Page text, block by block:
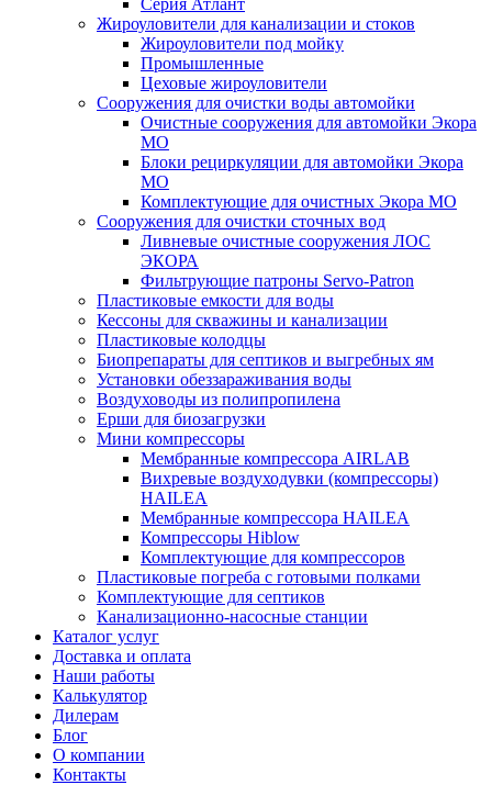
Серия Атлант
Жироуловители для канализации и стоков
Жироуловители под мойку
Промышленные
Цеховые жироуловители
Сооружения для очистки воды автомойки
Очистные сооружения для автомойки Экора
МО
Блоки рециркуляции для автомойки Экора
МО
Комплектующие для очистных Экора МО
Сооружения для очистки сточных вод
Ливневые очистные сооружения ЛОС
ЭКОРА
Фильтрующие патроны Servo-Patron
Пластиковые емкости для воды
Кессоны для скважины и канализации
Пластиковые колодцы
Биопрепараты для септиков и выгребных ям
Установки обеззараживания воды
Воздуховоды из полипропилена
Ерши для биозагрузки
Мини компрессоры
Мембранные компрессора AIRLAB
Вихревые воздуходувки (компрессоры)
HAILEA
Мембранные компрессора HAILEA
Компрессоры Hiblow
Комплектующие для компрессоров
Пластиковые погреба с готовыми полками
Комплектующие для септиков
Канализационно-насосные станции
Каталог услуг
Доставка и оплата
Наши работы
Калькулятор
Дилерам
Блог
О компании
Контакты